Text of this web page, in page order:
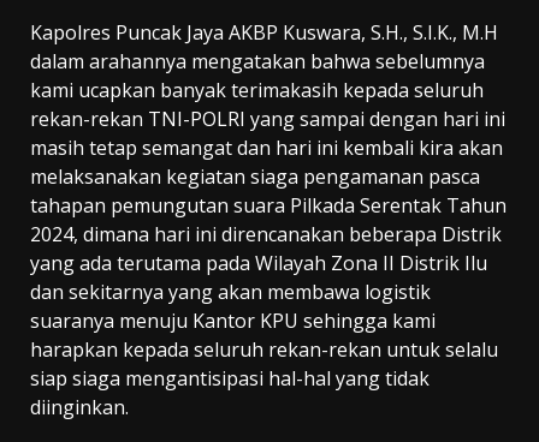
Kapolres Puncak Jaya AKBP Kuswara, S.H., S.I.K., M.H
dalam arahannya mengatakan bahwa sebelumnya
kami ucapkan banyak terimakasih kepada seluruh
rekan-rekan TNI-POLRI yang sampai dengan hari ini
masih tetap semangat dan hari ini kembali kira akan
melaksanakan kegiatan siaga pengamanan pasca
tahapan pemungutan suara Pilkada Serentak Tahun
2024, dimana hari ini direncanakan beberapa Distrik
yang ada terutama pada Wilayah Zona II Distrik Ilu
dan sekitarnya yang akan membawa logistik
suaranya menuju Kantor KPU sehingga kami
harapkan kepada seluruh rekan-rekan untuk selalu
siap siaga mengantisipasi hal-hal yang tidak
diinginkan.